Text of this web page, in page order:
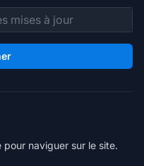
naviguer sur le site.